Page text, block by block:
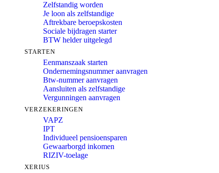
Zelfstandig worden
Je loon als zelfstandige
Aftrekbare beroepskosten
Sociale bijdragen starter
BTW helder uitgelegd
STARTEN
Eenmanszaak starten
Ondernemingsnummer aanvragen
Btw-nummer aanvragen
Aansluiten als zelfstandige
Vergunningen aanvragen
VERZEKERINGEN
VAPZ
IPT
Individueel pensioensparen
Gewaarborgd inkomen
RIZIV-toelage
XERIUS